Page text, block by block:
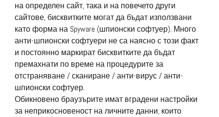
на определен сайт, така и на повечето други
сайтове, бисквитките могат да бъдат използвани
като форма на Spyware (шпионски софтуер). Много
анти-шпионски софтуери не са наясно с този факт
и постоянно маркират бисквитките да бъдат
премахнати по време на процедурите за
отстраняване / сканиране / анти-вирус / анти-
шпионски софтуер.
Обикновено браузърите имат вградени настройки
за неприкосновеност на личните данни, които